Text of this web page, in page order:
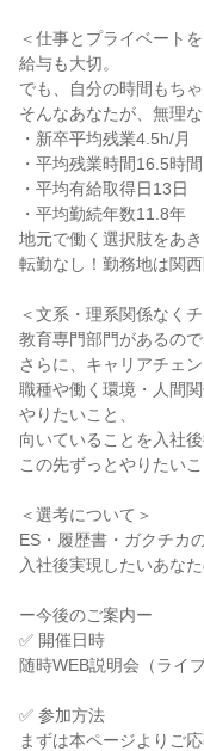
＜仕事とプライベート
給与も大切。
でも、自分の時間もちゃ
そんなあなたが、無理な
・新卒平均残業4.5h/月
・平均残業時間16.5時間
・平均有給取得日13日
・平均勤続年数11.8年
地元で働く選択肢をあき
転勤なし！勤務地は関
＜文系・理系関係なく
教育専門部門があるの
さらに、キャリアチェ
職種や働く環境・人間
やりたいこと、
向いていることを入社
この先ずっとやりたい
＜選考について＞
ES・履歴書・ガクチカ
入社後実現したいあな
ー今後のご案内ー
✅ 開催日時
随時WEB説明会（ライ
✅ 参加方法
まずは本ページよりご応